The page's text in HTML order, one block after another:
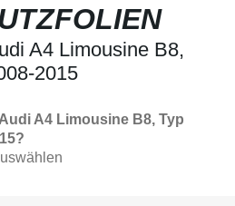
A4 Limousine B8,
2015
A4 Limousine B8, Typ